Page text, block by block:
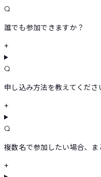
Q
誰でも参加できますか？
+
Q
申し込み方法を教えてくださ
+
Q
複数名で参加したい場合、
+